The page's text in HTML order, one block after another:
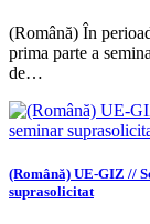
(Română) În
prima parte a
de…
(Română) UE-GIZ //
suprasolicitat